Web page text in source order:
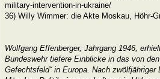
military-intervention-in-ukraine/
36) Willy Wimmer: die Akte Moskau, Höhr-
Wolfgang Effenberger, Jahrgang 1946,
Bundeswehr tiefere Einblicke in das von
Gefechtsfeld“ in Europa. Nach